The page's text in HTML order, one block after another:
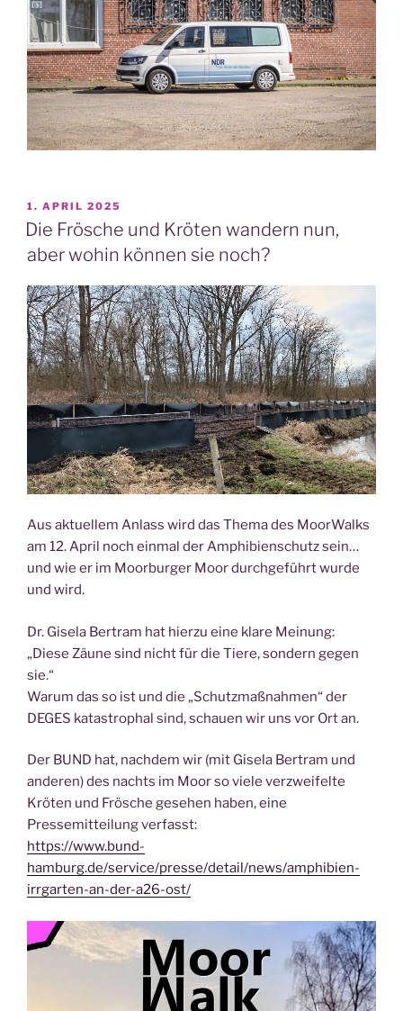
VERÖFFENTLICHT
AM
1. APRIL 2025
Die Frösche und Kröten wandern nun,
aber wohin können sie noch?
Aus aktuellem Anlass wird das Thema des MoorWalks
am 12. April noch einmal der Amphibienschutz sein…
und wie er im Moorburger Moor durchgeführt wurde
und wird.
Dr. Gisela Bertram hat hierzu eine klare Meinung:
„Diese Zäune sind nicht für die Tiere, sondern gegen
sie.“
Warum das so ist und die „Schutzmaßnahmen“ der
DEGES katastrophal sind, schauen wir uns vor Ort an.
Der BUND hat, nachdem wir (mit Gisela Bertram und
anderen) des nachts im Moor so viele verzweifelte
Kröten und Frösche gesehen haben, eine
Pressemitteilung verfasst:
https://www.bund-
hamburg.de/service/presse/detail/news/amphibien-
irrgarten-an-der-a26-ost/